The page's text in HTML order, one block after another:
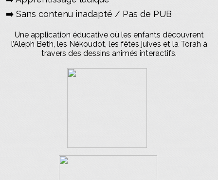
➡️ Sans contenu inadapté / Pas de PUB
Une application éducative où les enfants découvrent
l’Aleph Beth, les Nékoudot, les fêtes juives et la Torah à
travers des dessins animés interactifs.